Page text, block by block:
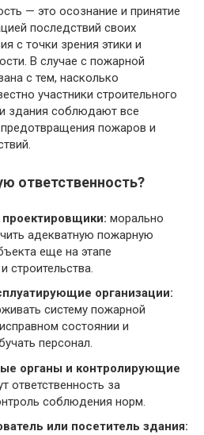
— это осознание и принятие
последствий своих
с точки зрения этики и
В случае с пожарной
с тем, насколько
участники строительного
здания соблюдают все
пожаров и
ответственность?
морально
адекватную пожарную
еще на этапе
строительства.
организации:
систему пожарной
состоянии и
персонал.
органы и контролирующие
ответственность за
соблюдения норм.
или посетитель здания: